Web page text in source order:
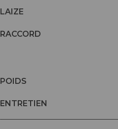
LAIZE
RACCORD
POIDS
ENTRETIEN